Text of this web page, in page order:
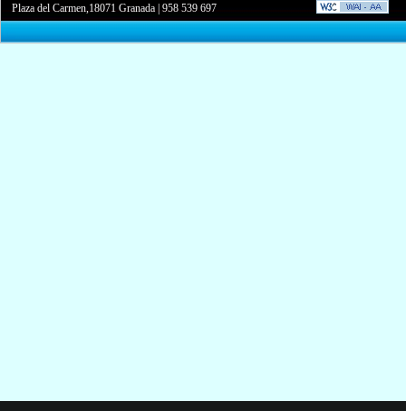
Plaza del Carmen,18071 Granada |958 539 697